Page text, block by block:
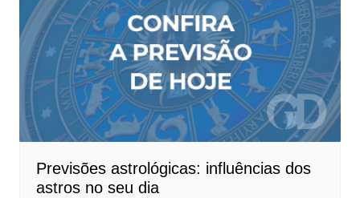
Previsões astrológicas: influências dos
astros no seu dia